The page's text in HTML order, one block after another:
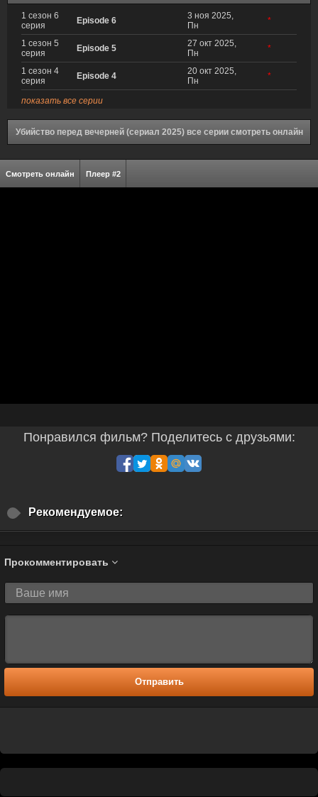
1 сезон 6
серия
Episode 6
3 ноя 2025,
Пн
*
1 сезон 5
серия
Episode 5
27 окт 2025,
Пн
*
1 сезон 4
серия
Episode 4
20 окт 2025,
Пн
*
показать все серии
Убийство перед вечерней (сериал 2025) все серии смотреть онлайн
Смотреть онлайн Плеер #2
Понравился фильм? Поделитесь с друзьями:
Рекомендуемое:
Прокомментировать
Отправить